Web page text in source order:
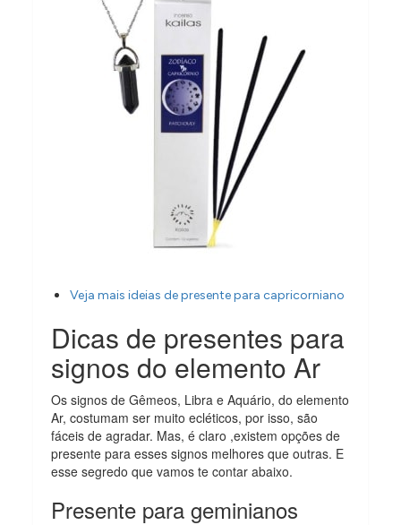
Veja mais ideias de presente para capricorniano
Dicas de presentes para
signos do elemento Ar
Os signos de Gêmeos, Libra e Aquário, do elemento
Ar, costumam ser muito ecléticos, por isso, são
fáceis de agradar. Mas, é claro ,existem opções de
presente para esses signos melhores que outras. E
esse segredo que vamos te contar abaixo.
Presente para geminianos